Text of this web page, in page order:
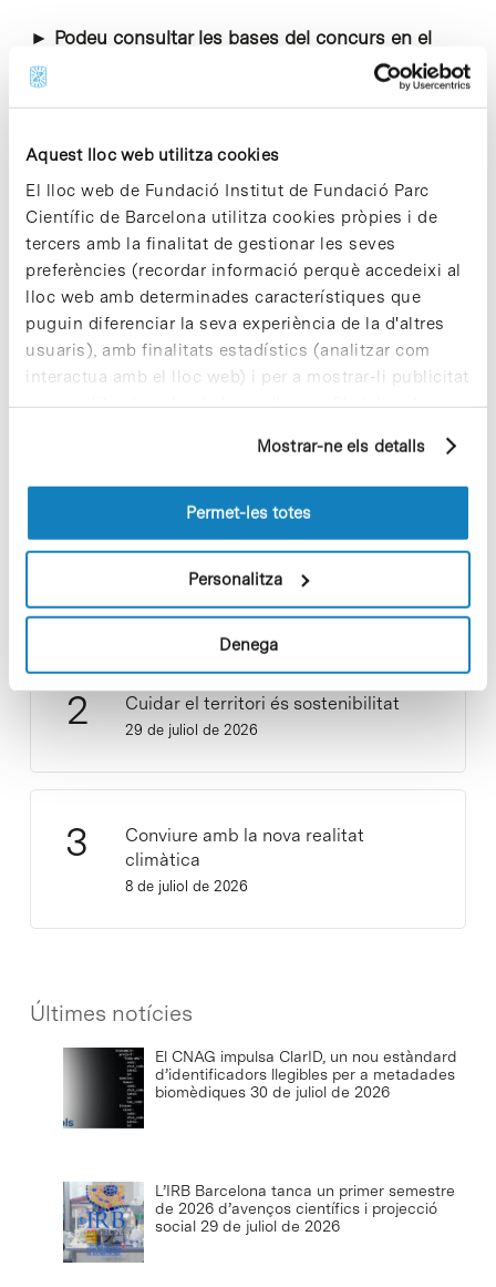
Aquest lloc web utilitza cookies
El lloc web de Fundació Institut de Fundació Parc
Científic de Barcelona utilitza cookies pròpies i de
tercers amb la finalitat de gestionar les seves
preferències (recordar informació perquè accedeixi al
lloc web amb determinades característiques que
puguin diferenciar la seva experiència de la d'altres
usuaris), amb finalitats estadístics (analitzar com
interactua amb el lloc web) i per a mostrar-li publicitat
personalitzada sobre la base d'un perfil elaborat a
pàgines visitades). Per a obtenir més informació sobre
les cookies pot consultar laPolítica de cookiesdel
Mostrar-ne els detalls
Permet-les totes
Personalitza
Denega
► Podeu consultar les bases del concurs en el
següent
Share Share
Notícies més vistes
Vacances responsables en temps
d’emergència climàtica
Cuidar el territori és sostenibilitat
29 de juliol de 2026
Conviure amb la nova realitat
climàtica
8 de juliol de 2026
Últimes notícies
El CNAG impulsa ClarID, un nou estàndard
d’identificadors llegibles per a metadades
biomèdiques 30 de juliol de 2026
L’IRB Barcelona tanca un primer semestre
de 2026 d’avenços científics i projecció
social 29 de juliol de 2026